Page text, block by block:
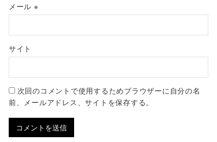
メール ※
サイト
次回のコメントで使用するためブラウザーに自分の名
前、メールアドレス、サイトを保存する。